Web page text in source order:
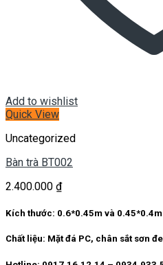
Add to wishlist
Quick View
Uncategorized
Bàn trà BT002
2.400.000 ₫
Kích thước: 0.6*0.45m và 0.45*0.4m
Chất liệu: Mặt đá PC, chân sắt sơn